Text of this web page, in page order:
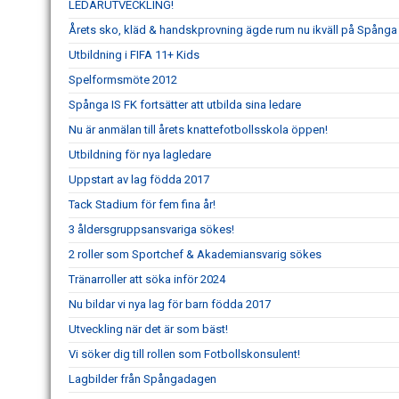
LEDARUTVECKLING!
Årets sko, kläd & handskprovning ägde rum nu ikväll på Spånga
Utbildning i FIFA 11+ Kids
Spelformsmöte 2012
Spånga IS FK fortsätter att utbilda sina ledare
Nu är anmälan till årets knattefotbollsskola öppen!
Utbildning för nya lagledare
Uppstart av lag födda 2017
Tack Stadium för fem fina år!
3 åldersgruppsansvariga sökes!
2 roller som Sportchef & Akademiansvarig sökes
Tränarroller att söka inför 2024
Nu bildar vi nya lag för barn födda 2017
Utveckling när det är som bäst!
Vi söker dig till rollen som Fotbollskonsulent!
Lagbilder från Spångadagen